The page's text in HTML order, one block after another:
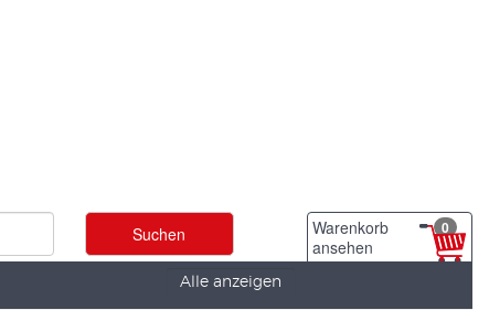
Warenkorb
ansehen
0
Alle anzeigen